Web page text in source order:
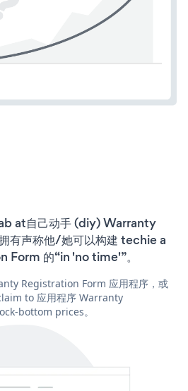
at自己动手 (diy) Warranty
有声称他/她可以构建 techie a
的“in 'no time'”。
Registration Form 应用程序，或
to 应用程序 Warranty
bottom prices。